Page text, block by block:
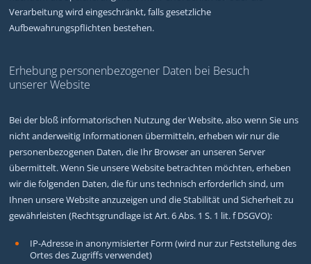
Verarbeitung wird eingeschränkt, falls gesetzliche
Aufbewahrungspflichten bestehen.
Erhebung personenbezogener Daten bei Besuch
unserer Website
Bei der bloß informatorischen Nutzung der Website, also wenn Sie uns
nicht anderweitig Informationen übermitteln, erheben wir nur die
personenbezogenen Daten, die Ihr Browser an unseren Server
übermittelt. Wenn Sie unsere Website betrachten möchten, erheben
wir die folgenden Daten, die für uns technisch erforderlich sind, um
Ihnen unsere Website anzuzeigen und die Stabilität und Sicherheit zu
gewährleisten (Rechtsgrundlage ist Art. 6 Abs. 1 S. 1 lit. f DSGVO):
IP-Adresse in anonymisierter Form (wird nur zur Feststellung des
Ortes des Zugriffs verwendet)